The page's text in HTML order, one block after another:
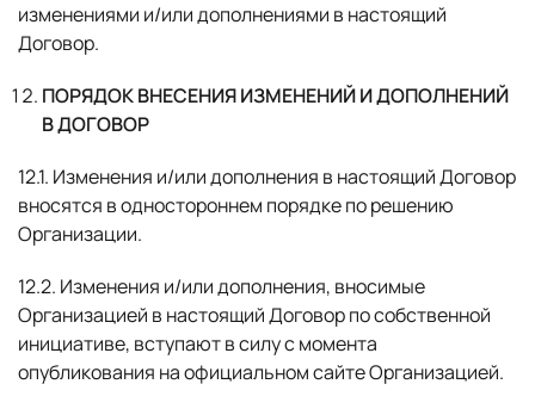
изменениями и/или дополнениями в настоящий
Договор.
ПОРЯДОК ВНЕСЕНИЯ ИЗМЕНЕНИЙ И ДОПОЛНЕНИЙ
В ДОГОВОР
12.1. Изменения и/или дополнения в настоящий Договор
вносятся в одностороннем порядке по решению
Организации.
12.2. Изменения и/или дополнения, вносимые
Организацией в настоящий Договор по собственной
инициативе, вступают в силу с момента
опубликования на официальном сайте Организацией.